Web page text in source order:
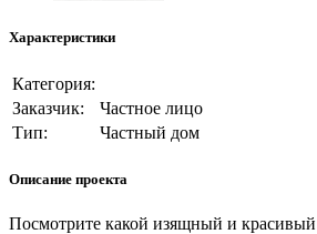
Характеристики
Категория:
Заказчик:
Частное лицо
Тип:
Частный дом
Описание проекта
Посмотрите какой изящный и